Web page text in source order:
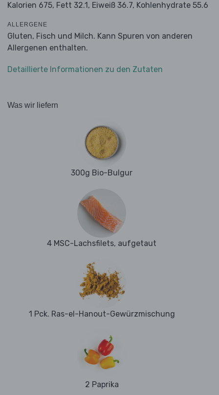
Kalorien 675, Fett 32.1, Eiweiß 36.7, Kohlenhydrate 55.6
ALLERGENE
Gluten, Fisch und Milch. Kann Spuren von anderen
Allergenen enthalten.
Detaillierte Informationen zu den Zutaten
Was wir liefern
300g Bio-Bulgur
4 MSC-Lachsfilets, aufgetaut
1 Pck. Ras-el-Hanout-Gewürzmischung
2 Paprika